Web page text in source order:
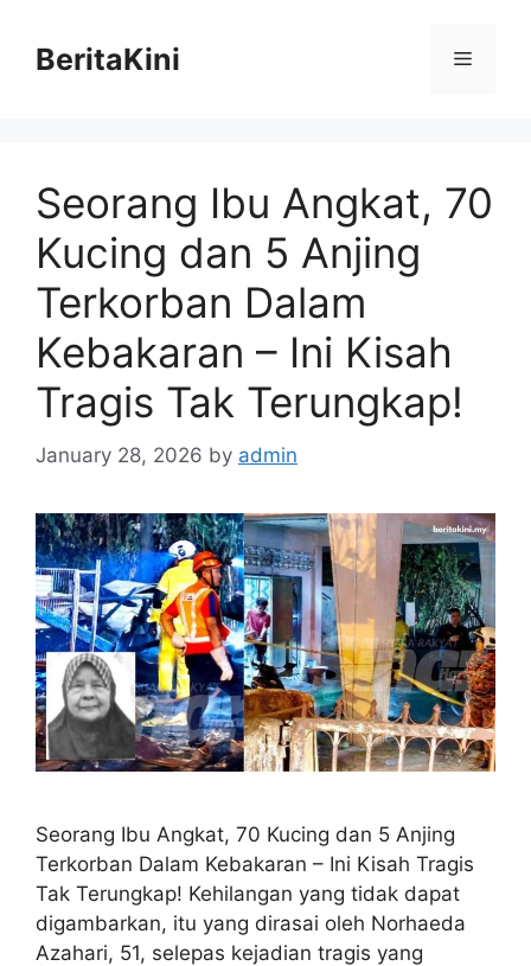
contentBeritaKini Menu
Seorang Ibu Angkat, 70
Kucing dan 5 Anjing
Terkorban Dalam
Kebakaran – Ini Kisah
Tragis Tak Terungkap!
January 28, 2026 by admin
Seorang Ibu Angkat, 70 Kucing dan 5 Anjing
Terkorban Dalam Kebakaran – Ini Kisah Tragis
Tak Terungkap! Kehilangan yang tidak dapat
digambarkan, itu yang dirasai oleh Norhaeda
Azahari, 51, selepas kejadian tragis yang